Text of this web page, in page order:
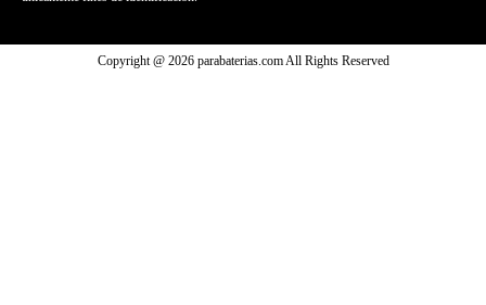
Copyright @ 2026 parabaterias.com All Rights Reserved